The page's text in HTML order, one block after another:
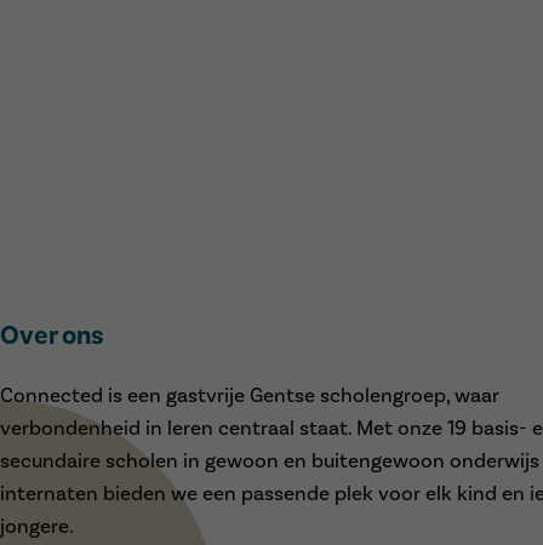
Over ons
Connected is een gastvrije Gentse scholengroep, waar
verbondenheid in leren centraal staat. Met onze 19 basis-
secundaire scholen in gewoon en buitengewoon onderwijs
internaten bieden we een passende plek voor elk kind en
jongere.